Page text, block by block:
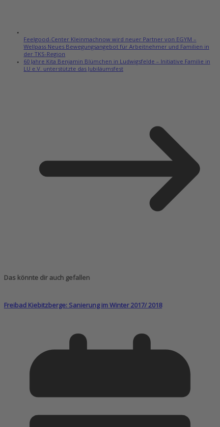
Feelgood-Center Kleinmachnow wird neuer Partner von EGYM –
Wellpass Neues Bewegungsangebot für Arbeitnehmer und Familien in
der TKS-Region
60 Jahre Kita Benjamin Blümchen in Ludwigsfelde – Initiative Familie in
LU e.V. unterstützte das Jubiläumsfest
Das könnte dir auch gefallen
Freibad Kiebitzberge: Sanierung im Winter 2017/ 2018